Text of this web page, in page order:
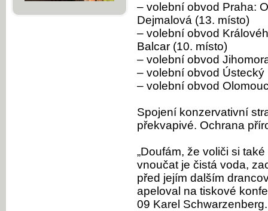
– volební obvod Praha:
Dejmalová (13. místo)
– volební obvod
Balcar (10. místo)
– volební obvod
– volební obvod
– volební obvod
Spojení konzervativní
překvapivé. Ochrana
„Doufám, že voliči si
vnoučat je čistá voda,
před jejím dalším
apeloval na tiskové
09 Karel Schwarzenberg.